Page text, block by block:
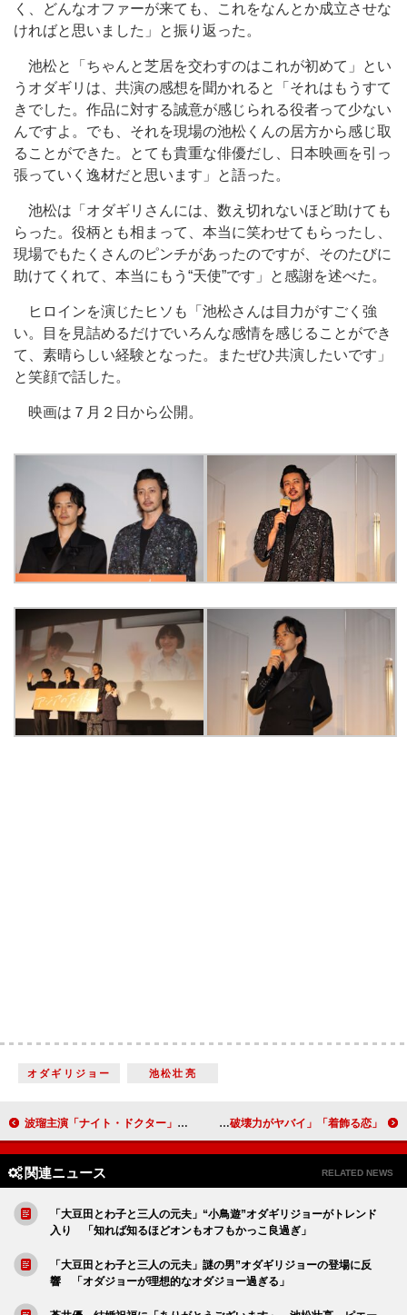
く、どんなオファーが来ても、これをなんとか成立させな
ければと思いました」と振り返った。
池松と「ちゃんと芝居を交わすのはこれが初めて」とい
うオダギリは、共演の感想を聞かれると「それはもうすて
きでした。作品に対する誠意が感じられる役者って少ない
んですよ。でも、それを現場の池松くんの居方から感じ取
ることができた。とても貴重な俳優だし、日本映画を引っ
張っていく逸材だと思います」と語った。
池松は「オダギリさんには、数え切れないほど助けても
らった。役柄とも相まって、本当に笑わせてもらったし、
現場でもたくさんのピンチがあったのですが、そのたびに
助けてくれて、本当にもう“天使”です」と感謝を述べた。
ヒロインを演じたヒソも「池松さんは目力がすごく強
い。目を見詰めるだけでいろんな感情を感じることができ
て、素晴らしい経験となった。またぜひ共演したいです」
と笑顔で話した。
映画は７月２日から公開。
オダギリジョー 池松壮亮
波瑠主演「ナイト・ドクター」放送開始 “深澤先生”岸優太の「演技に感動」 「着飾る恋」最終回 川口春奈と横浜流星に祝福の声 「向井理の『片思いじゃなかったよ』の破壊力がヤバイ」
関連ニュース RELATED NEWS
「大豆田とわ子と三人の元夫」“小鳥遊”オダギリジョーがトレンド
入り 「知れば知るほどオンもオフもかっこ良過ぎ」
「大豆田とわ子と三人の元夫」謎の男”オダギリジョーの登場に反
響 「オダジョーが理想的なオダジョー過ぎる」